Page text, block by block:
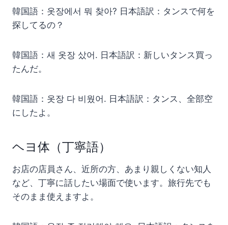
韓国語：옷장에서 뭐 찾아? 日本語訳：タンスで何を
探してるの？
韓国語：새 옷장 샀어. 日本語訳：新しいタンス買っ
たんだ。
韓国語：옷장 다 비웠어. 日本語訳：タンス、全部空
にしたよ。
ヘヨ体（丁寧語）
お店の店員さん、近所の方、あまり親しくない知人
など、丁寧に話したい場面で使います。旅行先でも
そのまま使えますよ。